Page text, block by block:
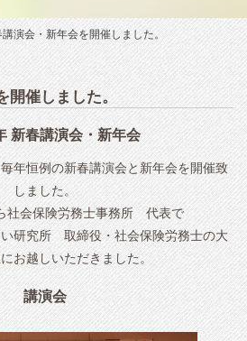
演会・新年会を開催しました。
催しました。
新春講演会・新年会
年恒例の新春講演会と新年会を開催致
しました。
社会保険労務士事務所 代表で
研究所 取締役・社会保険労務士の大
お越しいただきました。
講演会